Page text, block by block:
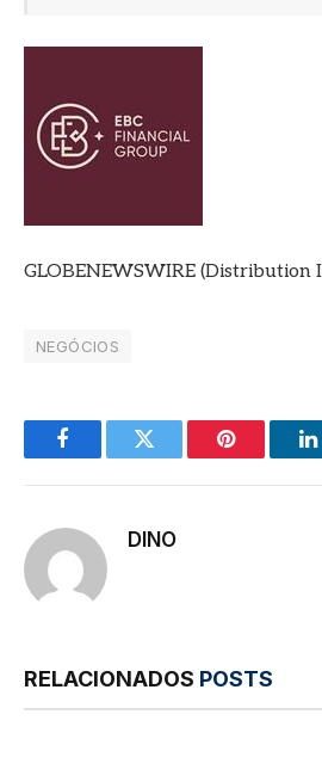
GLOBENEWSWIRE (Distribution
NEGÓCIOS
FacebookTwitter Pinterest
DINO
RELACIONADOS POSTS